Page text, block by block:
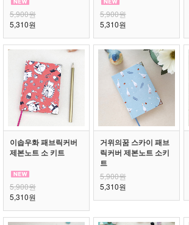
5,900원
5,310원
5,900원
5,310원
이솝우화 패브릭커버
제본노트 소 키트
5,900원
5,310원
거위의꿈 스카이 패브
릭커버 제본노트 소키
트
5,900원
5,310원